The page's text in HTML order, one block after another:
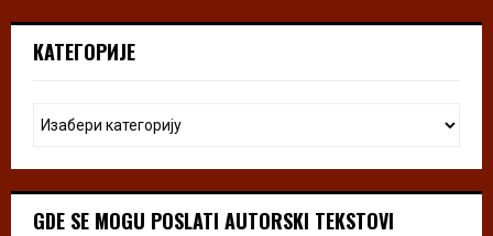
КАТЕГОРИЈЕ
GDE SE MOGU POSLATI AUTORSKI TEKSTOVI